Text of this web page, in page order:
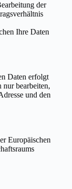
der
Ihre Daten
Daten erfolgt
bearbeiten,
und den
Europäischen